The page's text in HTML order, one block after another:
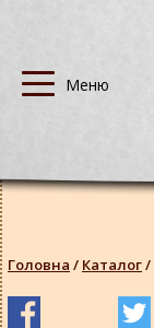
Головна / Каталог/